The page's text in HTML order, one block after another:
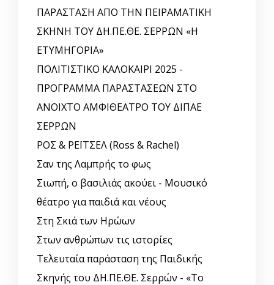
ΠΑΡΑΣΤΑΣΗ ΑΠΟ ΤΗΝ ΠΕΙΡΑΜΑΤΙΚΗ
ΣΚΗΝΗ ΤΟΥ ΔΗ.ΠΕ.ΘΕ. ΣΕΡΡΩΝ «Η
ΕΤΥΜΗΓΟΡΙΑ»
ΠΟΛΙΤΙΣΤΙΚΟ ΚΑΛΟΚΑΙΡΙ 2025 -
ΠΡΟΓΡΑΜΜΑ ΠΑΡΑΣΤΑΣΕΩΝ ΣΤΟ
ΑΝΟΙΧΤΟ ΑΜΦΙΘΕΑΤΡΟ ΤΟΥ ΔΙΠΑΕ
ΣΕΡΡΩΝ
ΡΟΣ & ΡΕΪΤΣΕΛ (Ross & Rachel)
Σαν της Λαμπρής το φως
Σιωπή, ο βασιλιάς ακούει - Μουσικό
θέατρο για παιδιά και νέους
Στη Σκιά των Ηρώων
Στων ανθρώπων τις ιστορίες
Τελευταία παράσταση της Παιδικής
Σκηνής του ΔΗ.ΠΕ.ΘΕ. Σερρών - «Το